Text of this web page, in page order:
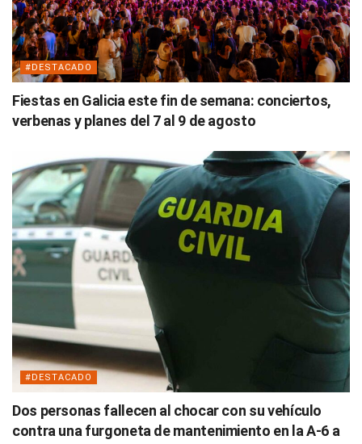
#DESTACADO
Fiestas en Galicia este fin de semana: conciertos,
verbenas y planes del 7 al 9 de agosto
#DESTACADO
Dos personas fallecen al chocar con su vehículo
contra una furgoneta de mantenimiento en la A-6 a